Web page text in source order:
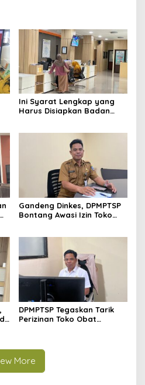
Ini Syarat Lengkap yang
Harus Disiapkan Badan
Gandeng Dinkes, DPMPTSP
Bontang Awasi Izin Toko
DPMPTSP Tegaskan Tarik
Perizinan Toko Obat
More